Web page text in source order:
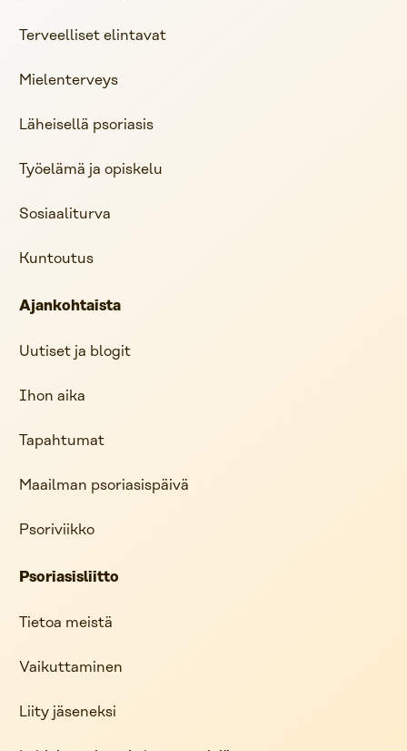
Terveelliset elintavat
Mielenterveys
Läheisellä psoriasis
Työelämä ja opiskelu
Sosiaaliturva
Kuntoutus
Ajankohtaista
Uutiset ja blogit
Ihon aika
Tapahtumat
Maailman psoriasispäivä
Psoriviikko
Psoriasisliitto
Tietoa meistä
Vaikuttaminen
Liity jäseneksi